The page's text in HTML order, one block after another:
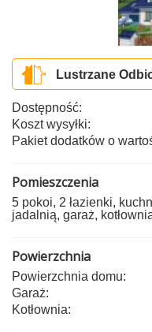
Lustrzane
Dostępność:
Koszt wysyłki:
Pakiet dodatków o
Pomieszczenia
5 pokoi, 2 łazienki,
jadalnią, garaż,
Powierzchnia
Powierzchnia domu:
Garaż:
Kotłownia: